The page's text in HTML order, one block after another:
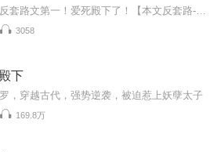
3058
下
，穿越古代，强势逆袭，被迫惹上妖孽太子
169.8万